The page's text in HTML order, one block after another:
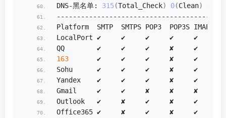
DNS-黑名单: 315(Total_Check) 0(Clean)
--------------------------------------邮件
Platform  SMTP  SMTPS POP3  POP3S IMAP
LocalPort ✔     ✔     ✔     ✔     ✔
QQ        ✔     ✔     ✔     ✘     ✔
163
✔     ✔     ✔     ✘     ✔
Sohu      ✔     ✔     ✔     ✘     ✔
Yandex    ✔     ✔     ✔     ✘     ✔
Gmail     ✔     ✔     ✘     ✘     ✘
Outlook   ✔     ✘     ✔     ✘     ✔
Office365 ✔     ✘     ✔     ✘     ✔